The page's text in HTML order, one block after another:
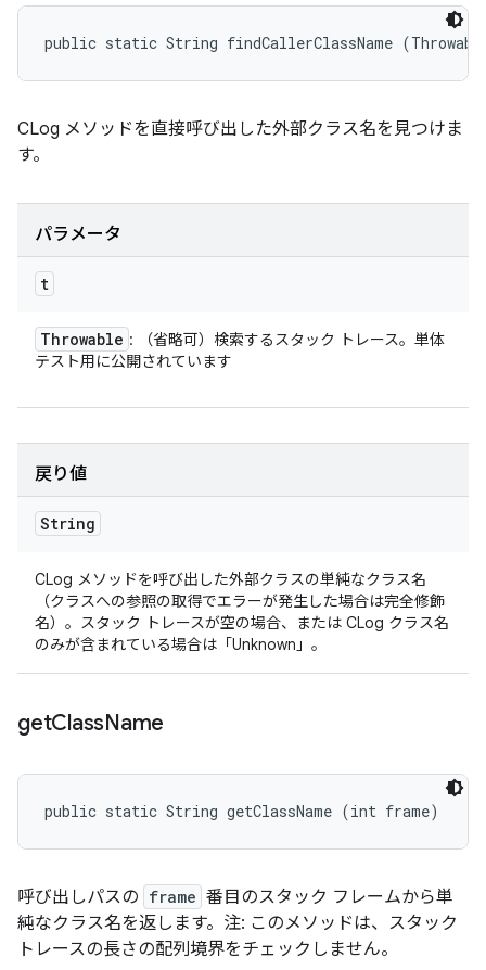
public static String findCallerClassName
CLog メソッドを直接呼び出した外部クラス名を見つけま
す。
パラメータ
t
Throwable : （省略可）検索するスタック トレース。単体
テスト用に公開されています
戻り値
String
CLog メソッドを呼び出した外部クラスの単純なクラス名
（クラスへの参照の取得でエラーが発生した場合は完全修飾
名）。スタック トレースが空の場合、または CLog クラス名
のみが含まれている場合は「Unknown」。
getClassName
public static String getClassName (int frame)
呼び出しパスの frame 番目のスタック フレームから単
純なクラス名を返します。注: このメソッドは、スタック
トレースの長さの配列境界をチェックしません。